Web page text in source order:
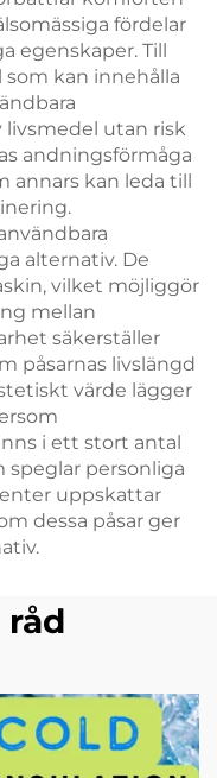
fördelar
egenskaper. Till
kan innehålla
livsmedel utan risk
andningsförmåga
annars kan leda till
alternativ. De
vilket möjliggör
mellan
säkerställer
påsarnas livslängd
värde lägger
i ett stort antal
speglar personliga
uppskattar
dessa påsar ger
råd